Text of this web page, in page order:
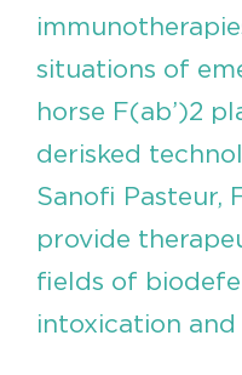
situations of
horse F(ab’)2
derisked
Sanofi Pasteur,
provide
fields of
intoxication and